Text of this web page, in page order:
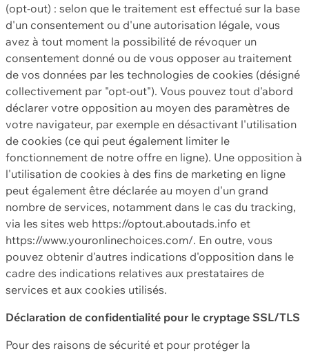
(opt-out) : selon que le traitement est effectué sur la base
d'un consentement ou d'une autorisation légale, vous
avez à tout moment la possibilité de révoquer un
consentement donné ou de vous opposer au traitement
de vos données par les technologies de cookies (désigné
collectivement par "opt-out"). Vous pouvez tout d'abord
déclarer votre opposition au moyen des paramètres de
votre navigateur, par exemple en désactivant l'utilisation
de cookies (ce qui peut également limiter le
fonctionnement de notre offre en ligne). Une opposition à
l'utilisation de cookies à des fins de marketing en ligne
peut également être déclarée au moyen d'un grand
nombre de services, notamment dans le cas du tracking,
via les sites web https://optout.aboutads.info et
https://www.youronlinechoices.com/. En outre, vous
pouvez obtenir d'autres indications d'opposition dans le
cadre des indications relatives aux prestataires de
services et aux cookies utilisés.
Déclaration de confidentialité pour le cryptage SSL/TLS
Pour des raisons de sécurité et pour protéger la